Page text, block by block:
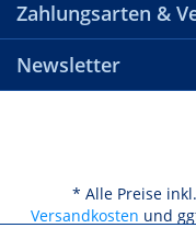
Zahlungsarten &
Newsletter
* Alle Preise
Versandkosten und